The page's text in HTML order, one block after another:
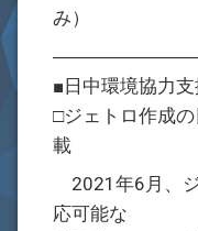
み）
■日中環境協力
□ジェトロ作成
載
2021年6月、
応可能な